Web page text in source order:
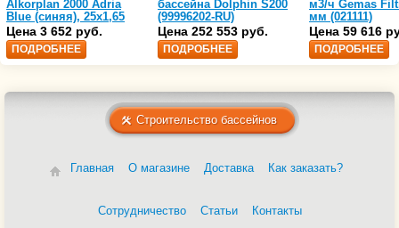
Alkorplan 2000 Adria
Blue (синяя), 25х1,65
(35216203)
Цена 3 652 руб.
ПОДРОБНЕЕ
бассейна Dolphin S200
(99996202-RU)
Цена 252 553 руб.
ПОДРОБНЕЕ
м3/ч Gemas
мм (021111)
Цена 59 616
ПОДРОБНЕЕ
Строительство бассейнов
Главная О магазине Доставка Как заказать?
Сотрудничество Статьи Контакты